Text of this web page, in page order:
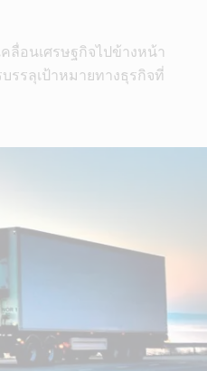
ลื่อนเศรษฐกิจไปข้างหน้า
รลุเป้าหมายทางธุรกิจที่